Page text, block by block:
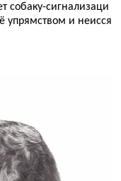
собаку-сигнализаци
упрямством и неисся